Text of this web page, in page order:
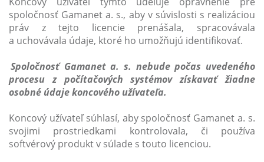
spoločnosť Gamanet a. s., aby v súvislosti s realizáciou
práv z tejto licencie prenášala, spracovávala
a uchovávala údaje, ktoré ho umožňujú identifikovať.
Spoločnosť Gamanet a. s. nebude počas uvedeného
procesu z počítačových systémov získavať žiadne
osobné údaje koncového užívateľa.
Koncový užívateľ súhlasí, aby spoločnosť Gamanet a. s.
svojimi prostriedkami kontrolovala, či používa
softvérový produkt v súlade s touto licenciou.